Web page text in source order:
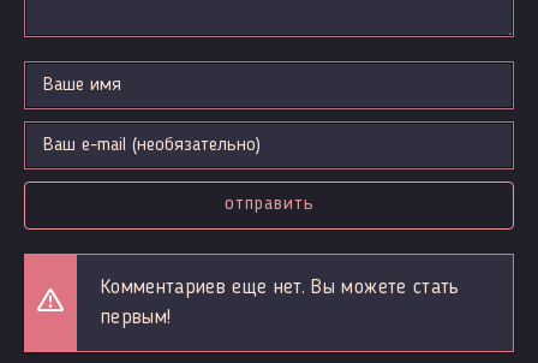
отправить
Комментариев еще нет. Вы можете стать
первым!